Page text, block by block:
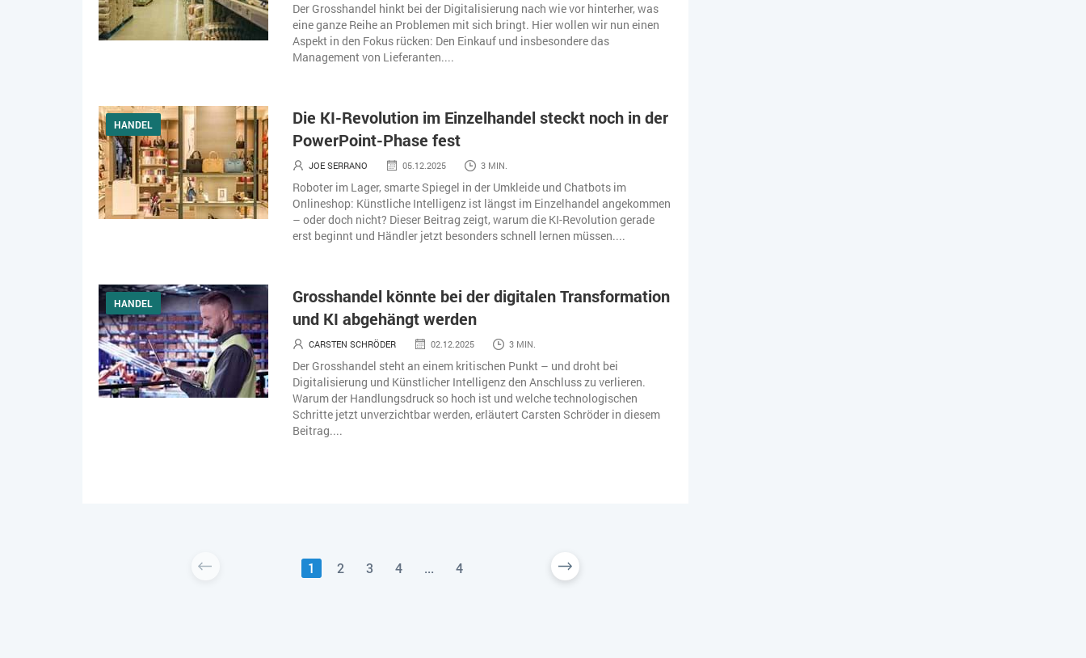
Der Grosshandel hinkt bei der Digitalisierung nach wie vor hinterher, was
eine ganze Reihe an Problemen mit sich bringt. Hier wollen wir nun einen
Aspekt in den Fokus rücken: Den Einkauf und insbesondere das
Management von Lieferanten....
HANDEL
Die KI-Revolution im Einzelhandel steckt noch in der
PowerPoint-Phase fest
JOE SERRANO 05.12.2025 3 MIN.
Roboter im Lager, smarte Spiegel in der Umkleide und Chatbots im
Onlineshop: Künstliche Intelligenz ist längst im Einzelhandel angekommen
– oder doch nicht? Dieser Beitrag zeigt, warum die KI-Revolution gerade
erst beginnt und Händler jetzt besonders schnell lernen müssen....
HANDEL
Grosshandel könnte bei der digitalen Transformation
und KI abgehängt werden
CARSTEN SCHRÖDER 02.12.2025 3 MIN.
Der Grosshandel steht an einem kritischen Punkt – und droht bei
Digitalisierung und Künstlicher Intelligenz den Anschluss zu verlieren.
Warum der Handlungsdruck so hoch ist und welche technologischen
Schritte jetzt unverzichtbar werden, erläutert Carsten Schröder in diesem
Beitrag....
1 2 3 4 ... 4